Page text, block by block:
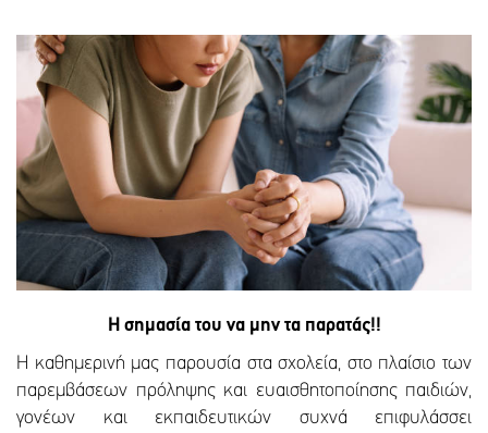
Η σημασία του να μην τα παρατάς!!
Η καθημερινή μας παρουσία στα σχολεία, στο πλαίσιο των
παρεμβάσεων πρόληψης και ευαισθητοποίησης παιδιών,
γονέων και εκπαιδευτικών συχνά επιφυλάσσει